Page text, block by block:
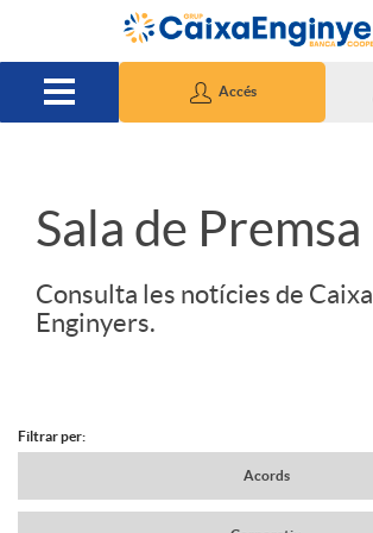
Salta al contingut principal
Accés
S
d
Sala de Premsa
Consulta les notícies de Caixa
Enginyers.
N
Filtrar per:
Acords